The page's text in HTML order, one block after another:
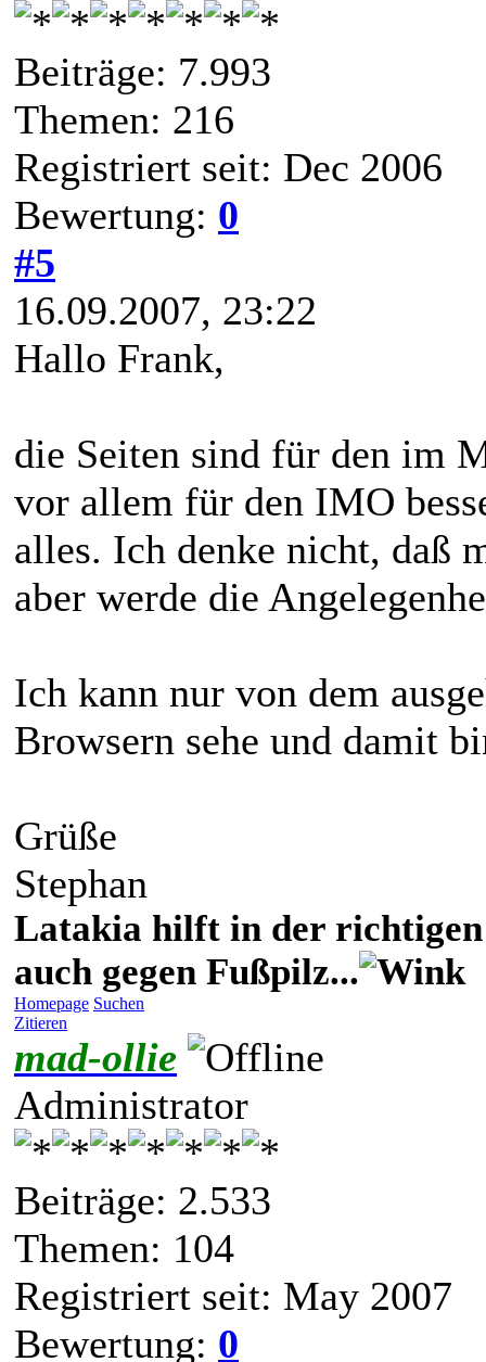
Beiträge: 7.993
Themen: 216
Registriert seit: Dec 2006
Bewertung: 0
#5
16.09.2007, 23:22
Hallo Frank,
die Seiten sind für den im
vor allem für den IMO
alles. Ich denke nicht, daß
aber werde die
Ich kann nur von dem
Browsern sehe und damit
Grüße
Stephan
Latakia hilft in der richtigen
auch gegen Fußpilz...
Homepage Suchen
Zitieren
mad-ollie
Administrator
Beiträge: 2.533
Themen: 104
Registriert seit: May 2007
Bewertung: 0